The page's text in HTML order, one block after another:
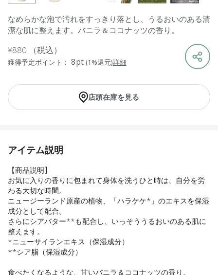
なめらかな泡で汚れをすっきり落とし、うるおいのある清
潔な肌に整えます。バニラ＆ココナッツの香り。
¥880 （税込）
獲得予定ポイント： 8pt (1%還元)詳細
店頭在庫を見る
アイテム説明
【商品説明】
お気に入りの香りに包まれて身体を洗うひと時は、自分を労
わる大切な時間。
ニュージーランド原産の植物、「ハラケケ*」のエキスを保湿
成分として配合。
さらにシアバター**も配合し、いっそううるおいのある肌に
整えます。
*ニューサイランエキス（保湿成分）
**シア脂（保湿成分）
食べたくなるような、甘いバニラ＆ココナッツの香り。